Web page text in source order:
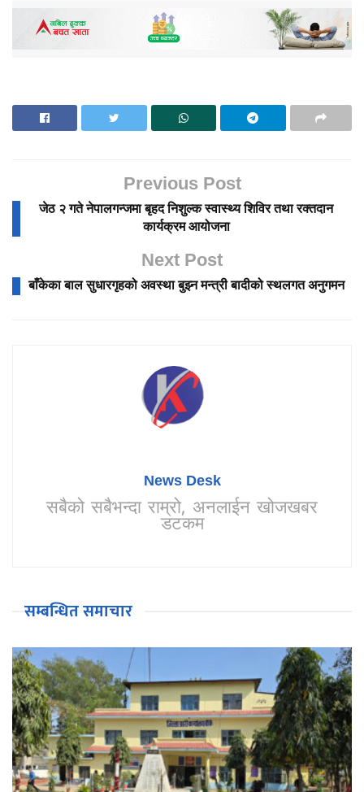
Previous Post
जेठ २ गते नेपालगन्जमा बृहद निशुल्क स्वास्थ्य शिविर तथा रक्तदान
कार्यक्रम आयोजना
Next Post
बाँकेका बाल सुधारगृहको अवस्था बुझ्न मन्त्री बादीको स्थलगत अनुगमन
News Desk
सबैको सबैभन्दा राम्रो, अनलाईन खोजखबर
डटकम
सम्बन्धित समाचार